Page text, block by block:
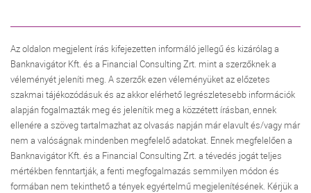
Az oldalon megjelent írás kifejezetten informáló jellegű és kizárólag a
Banknavigátor Kft. és a Financial Consulting Zrt. mint a szerzőknek a
véleményét jeleníti meg. A szerzők ezen véleményüket az előzetes
szakmai tájékozódásuk és az akkor elérhető legrészletesebb információk
alapján fogalmazták meg és jelenítik meg a közzétett írásban, ennek
ellenére a szöveg tartalmazhat az olvasás napján már elavult és/vagy már
nem a valóságnak mindenben megfelelő adatokat. Ennek megfelelően a
Banknavigátor Kft. és a Financial Consulting Zrt. a tévedés jogát teljes
mértékben fenntartják, a fenti megfogalmazás semmilyen módon és
formában nem tekinthető a tények egyértelmű megjelenítésének. Kérjük a